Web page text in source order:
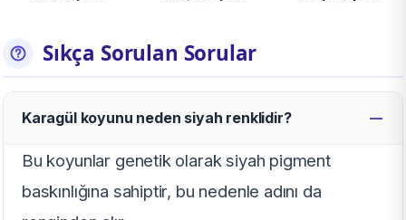
Sıkça Sorulan Sorular
Karagül koyunu neden siyah renklidir?
Bu koyunlar genetik olarak siyah pigment
baskınlığına sahiptir, bu nedenle adını da